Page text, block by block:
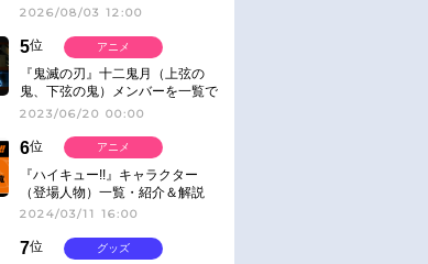
2026/08/03 12:00
5位
『鬼滅の刃』十二鬼月（上弦の
鬼、下弦の鬼）メンバーを一覧で
紹介＆解説（登場鬼の情報まと
2023/06/20 00:00
アニメ
6位
『ハイキュー!!』キャラクター
（登場人物）一覧・紹介＆解説
2024/03/11 16:00
アニメ
7位
グッズ